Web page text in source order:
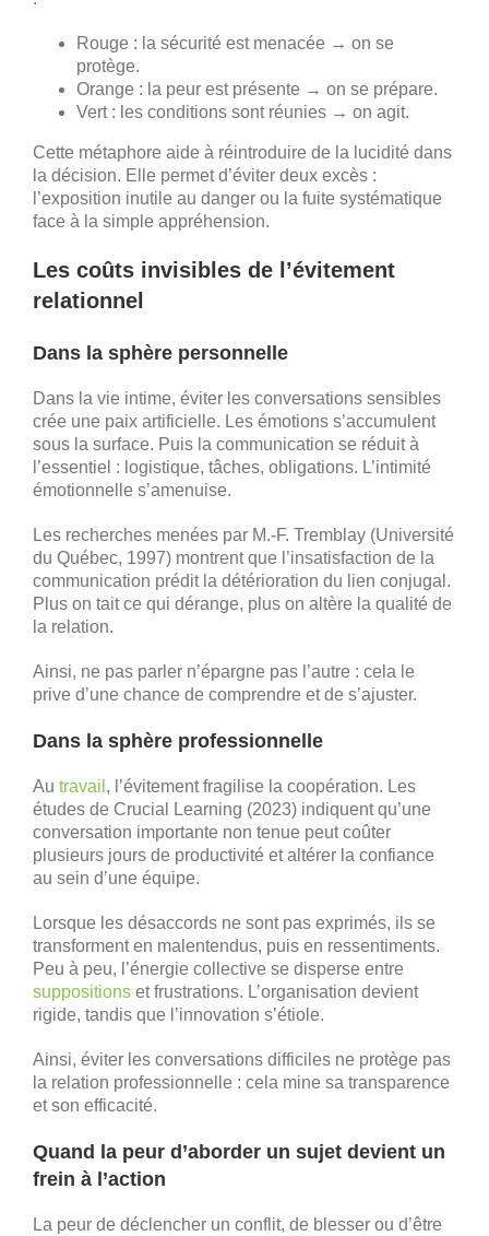
Rouge : la sécurité est menacée → on se
protège.
Orange : la peur est présente → on se prépare.
Vert : les conditions sont réunies → on agit.
Cette métaphore aide à réintroduire de la lucidité dans
la décision. Elle permet d’éviter deux excès :
l’exposition inutile au danger ou la fuite systématique
face à la simple appréhension.
Les coûts invisibles de l’évitement
relationnel
Dans la sphère personnelle
Dans la vie intime, éviter les conversations sensibles
crée une paix artificielle. Les émotions s’accumulent
sous la surface. Puis la communication se réduit à
l’essentiel : logistique, tâches, obligations. L’intimité
émotionnelle s’amenuise.
Les recherches menées par M.-F. Tremblay (Université
du Québec, 1997) montrent que l’insatisfaction de la
communication prédit la détérioration du lien conjugal.
Plus on tait ce qui dérange, plus on altère la qualité de
la relation.
Ainsi, ne pas parler n’épargne pas l’autre : cela le
prive d’une chance de comprendre et de s’ajuster.
Dans la sphère professionnelle
Au travail , l’évitement fragilise la coopération. Les
études de Crucial Learning (2023) indiquent qu’une
conversation importante non tenue peut coûter
plusieurs jours de productivité et altérer la confiance
au sein d’une équipe.
Lorsque les désaccords ne sont pas exprimés, ils se
transforment en malentendus, puis en ressentiments.
Peu à peu, l’énergie collective se disperse entre
suppositions et frustrations. L’organisation devient
rigide, tandis que l’innovation s’étiole.
Ainsi, éviter les conversations difficiles ne protège pas
la relation professionnelle : cela mine sa transparence
et son efficacité.
Quand la peur d’aborder un sujet devient un
frein à l’action
La peur de déclencher un conflit, de blesser ou d’être